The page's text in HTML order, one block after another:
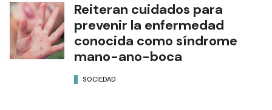
Reiteran cuidados para
prevenir la enfermedad
conocida como síndrome
mano-ano-boca
SOCIEDAD